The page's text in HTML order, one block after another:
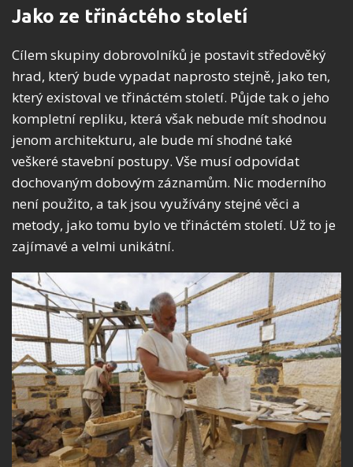
Jako ze třináctého století
Cílem skupiny dobrovolníků je postavit středověký
hrad, který bude vypadat naprosto stejně, jako ten,
který existoval ve třináctém století. Půjde tak o jeho
kompletní repliku, která však nebude mít shodnou
jenom architekturu, ale bude mí shodné také
veškeré stavební postupy. Vše musí odpovídat
dochovaným dobovým záznamům. Nic moderního
není použito, a tak jsou využívány stejné věci a
metody, jako tomu bylo ve třináctém století. Už to je
zajímavé a velmi unikátní.